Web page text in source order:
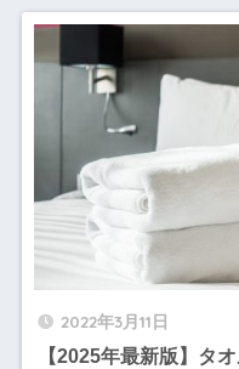
2022年3月11日
【2025年最新版】タ